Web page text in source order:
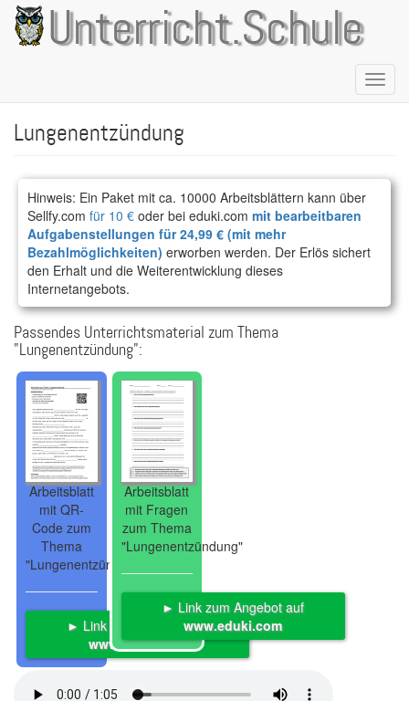
Direkt
zum
Inhalt
Unterricht.Schule
Lungenentzündung
Hinweis: Ein Paket mit ca. 10000 Arbeitsblättern kann über
Sellfy.com für 10 € oder bei eduki.com mit bearbeitbaren
Aufgabenstellungen für 24,99 € (mit mehr
Bezahlmöglichkeiten) erworben werden. Der Erlös sichert
den Erhalt und die Weiterentwicklung dieses
Internetangebots.
Passendes Unterrichtsmaterial zum Thema
"Lungenentzündung":
Arbeitsblatt
mit QR-
Code zum
Thema
"Lungenentzündung"
► Link zum Angebot auf
www.eduki.com
Arbeitsblatt
mit Fragen
zum Thema
"Lungenentzündung"
► Link zum Angebot auf
www.eduki.com